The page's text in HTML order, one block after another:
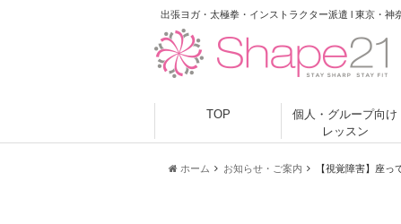
出張ヨガ・太極拳・インストラクター派遣 l 東京・
TOP
個人・グループ向け
レッスン
ホーム お知らせ・ご案内 【視覚障害】座